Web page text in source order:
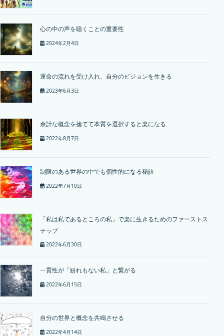
心の中の声を聴くことの重要性
2024年2月4日
運命の流れを受け入れ、自分のビジョンを生きる
2023年6月3日
余計な概念を捨てて本質を選択すると楽になる
2022年8月7日
制限のある世界の中でも個性的になる秘訣
2022年7月10日
「私は私であるところの私」で楽に生きるためのファーストス
テップ
2022年6月30日
一貫性が「紛れもない私」と繋がる
2022年6月15日
自分の世界と概念を共鳴させる
2022年4月14日